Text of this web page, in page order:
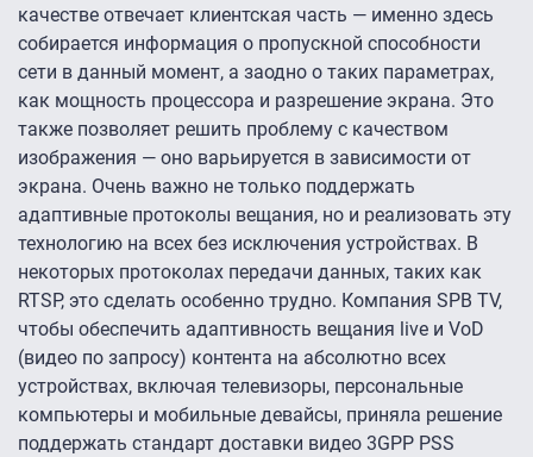
качестве отвечает клиентская часть — именно здесь
собирается информация о пропускной способности
сети в данный момент, а заодно о таких параметрах,
как мощность процессора и разрешение экрана. Это
также позволяет решить проблему с качеством
изображения — оно варьируется в зависимости от
экрана. Очень важно не только поддержать
адаптивные протоколы вещания, но и реализовать эту
технологию на всех без исключения устройствах. В
некоторых протоколах передачи данных, таких как
RTSP, это сделать особенно трудно. Компания SPB TV,
чтобы обеспечить адаптивность вещания live и VoD
(видео по запросу) контента на абсолютно всех
устройствах, включая телевизоры, персональные
компьютеры и мобильные девайсы, приняла решение
поддержать стандарт доставки видео 3GPP PSS